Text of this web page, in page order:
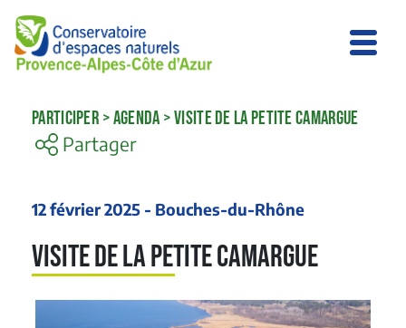
PARTICIPER >AGENDA >VISITE DE LA PETITE CAMARGUE
Partager
12 février 2025 - Bouches-du-Rhône
Visite de la Petite Camargue